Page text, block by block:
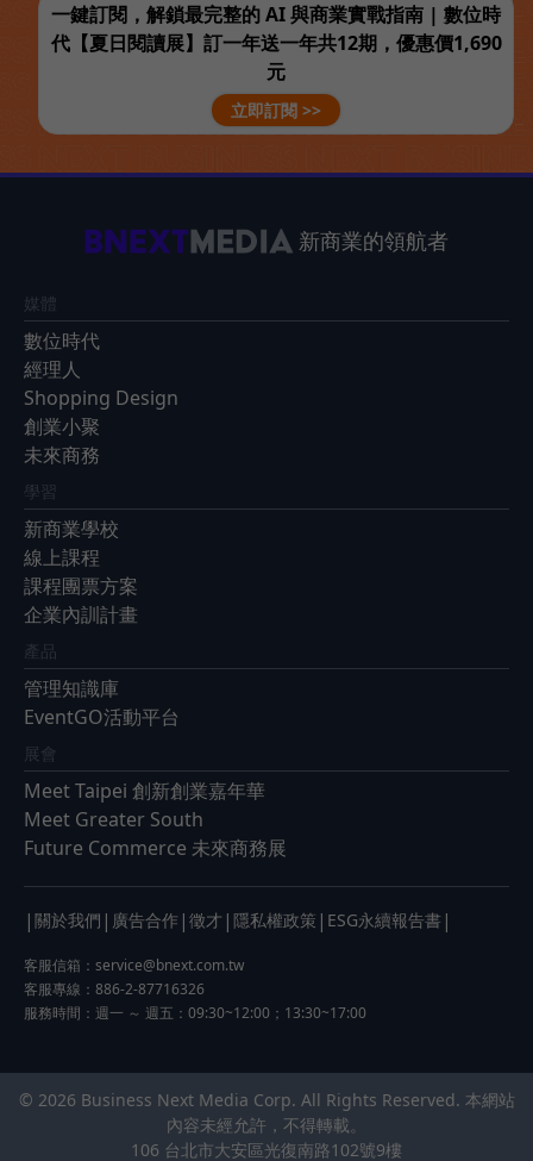
一鍵訂閱，解鎖最完整的 AI 與商業實戰指南 | 數位時
代【夏日閱讀展】訂一年送一年共12期，優惠價1,690
元
立即訂閱 >>
新商業的領航者
媒體
數位時代
經理人
Shopping Design
創業小聚
未來商務
學習
新商業學校
線上課程
課程團票方案
企業內訓計畫
產品
管理知識庫
EventGO活動平台
展會
Meet Taipei 創新創業嘉年華
Meet Greater South
Future Commerce 未來商務展
| 關於我們 | 廣告合作 | 徵才 | 隱私權政策 | ESG永續報告書 |
客服信箱： service@bnext.com.tw
客服專線：886-2-87716326
服務時間：週一 ～ 週五：09:30~12:00；13:30~17:00
© 2026 Business Next Media Corp. All Rights Reserved. 本網站
內容未經允許，不得轉載。
106 台北市大安區光復南路102號9樓